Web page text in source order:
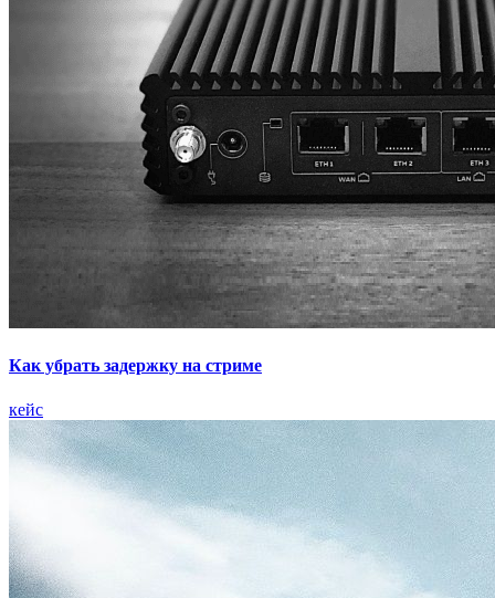
Как убрать задержку на стриме
кейс